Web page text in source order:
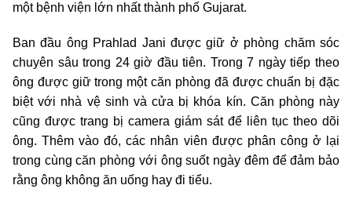
một bệnh viện lớn nhất thành phố Gujarat.
Ban đầu ông Prahlad Jani được giữ ở phòng chăm sóc
chuyên sâu trong 24 giờ đầu tiên. Trong 7 ngày tiếp theo
ông được giữ trong một căn phòng đã được chuẩn bị đặc
biệt với nhà vệ sinh và cửa bị khóa kín. Căn phòng này
cũng được trang bị camera giám sát để liên tục theo dõi
ông. Thêm vào đó, các nhân viên được phân công ở lại
trong cùng căn phòng với ông suốt ngày đêm để đảm bảo
rằng ông không ăn uống hay đi tiểu.